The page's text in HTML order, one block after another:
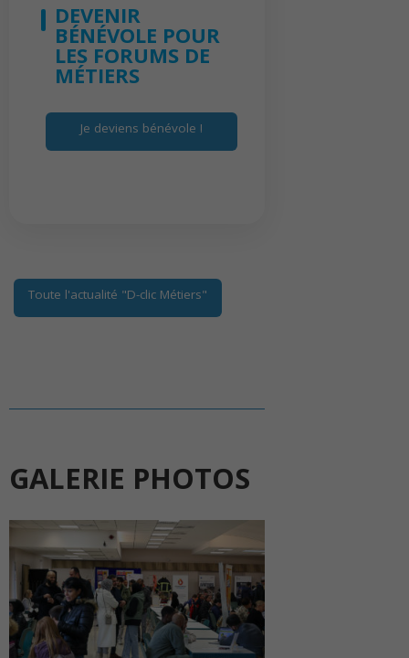
DEVENIR
BÉNÉVOLE POUR
LES FORUMS DE
MÉTIERS
Je deviens bénévole !
Toute l'actualité "D-clic Métiers"
GALERIE PHOTOS